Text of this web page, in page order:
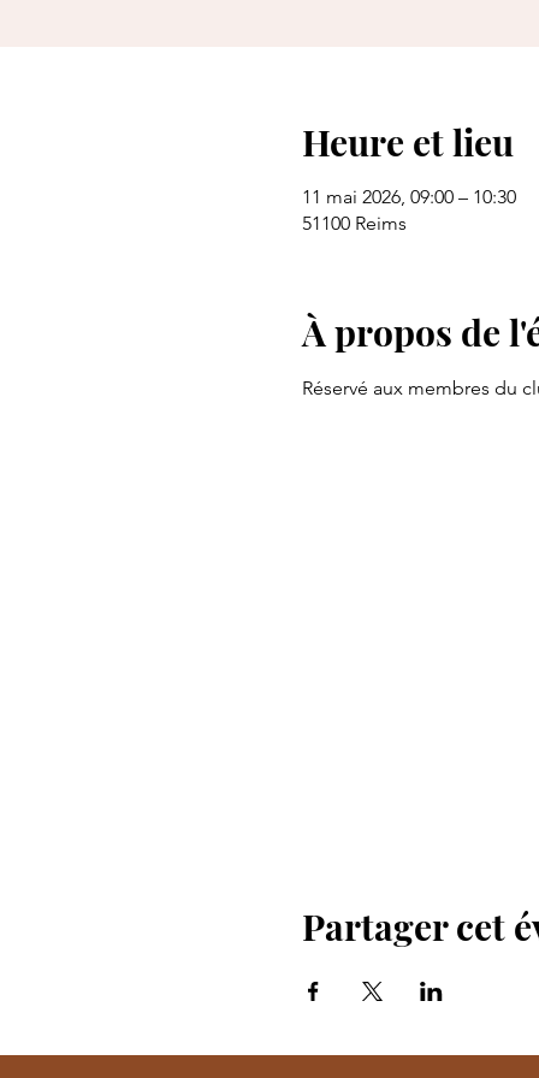
Heure et lieu
11 mai 2026, 09:00 – 10:30
51100 Reims
À propos de
Réservé aux membres du
Partager cet